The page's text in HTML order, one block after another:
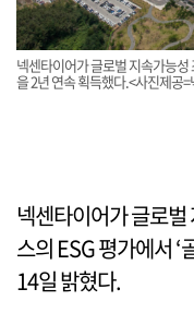
넥센타이어가 글로벌 지속가능성
을 2년 연속 획득했다.<사진제공
넥센타이어가 글로
스의 ESG 평가에서 ‘
14일 밝혔다.